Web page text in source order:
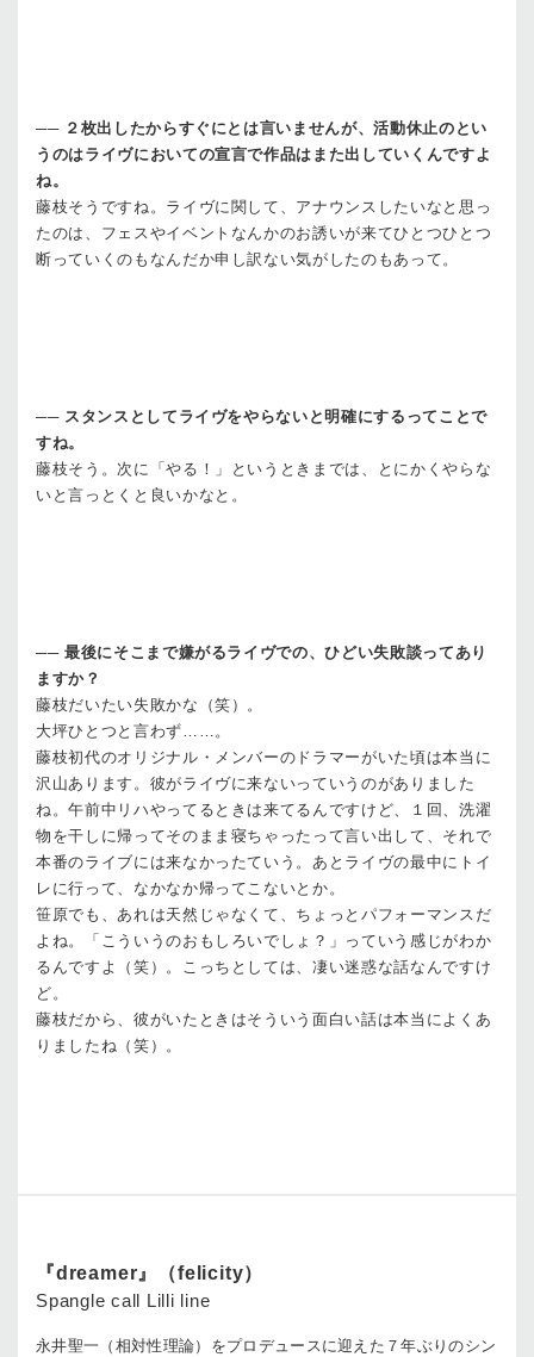
── ２枚出したからすぐにとは言いませんが、活動休止のとい
うのはライヴにおいての宣言で作品はまた出していくんですよ
ね。
藤枝そうですね。ライヴに関して、アナウンスしたいなと思っ
たのは、フェスやイベントなんかのお誘いが来てひとつひとつ
断っていくのもなんだか申し訳ない気がしたのもあって。
── スタンスとしてライヴをやらないと明確にするってことで
すね。
藤枝そう。次に「やる！」というときまでは、とにかくやらな
いと言っとくと良いかなと。
── 最後にそこまで嫌がるライヴでの、ひどい失敗談ってあり
ますか？
藤枝だいたい失敗かな（笑）。
大坪ひとつと言わず……。
藤枝初代のオリジナル・メンバーのドラマーがいた頃は本当に
沢山あります。彼がライヴに来ないっていうのがありました
ね。午前中リハやってるときは来てるんですけど、１回、洗濯
物を干しに帰ってそのまま寝ちゃったって言い出して、それで
本番のライブには来なかったていう。あとライヴの最中にトイ
レに行って、なかなか帰ってこないとか。
笹原でも、あれは天然じゃなくて、ちょっとパフォーマンスだ
よね。「こういうのおもしろいでしょ？」っていう感じがわか
るんですよ（笑）。こっちとしては、凄い迷惑な話なんですけ
ど。
藤枝だから、彼がいたときはそういう面白い話は本当によくあ
りましたね（笑）。
『dreamer』（felicity）
Spangle call Lilli line
永井聖一（相対性理論）をプロデュースに迎えた７年ぶりのシン